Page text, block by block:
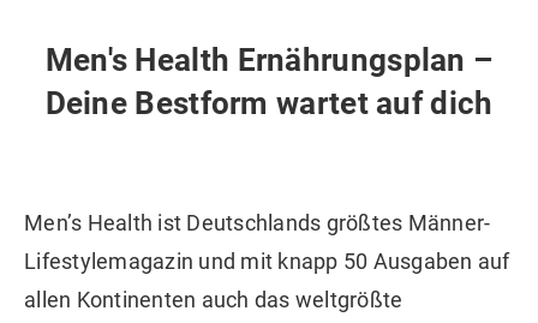
Men's Health Ernährungsplan –
Deine Bestform wartet auf dich
Men’s Health ist Deutschlands größtes Männer-
Lifestylemagazin und mit knapp 50 Ausgaben auf
allen Kontinenten auch das weltgrößte